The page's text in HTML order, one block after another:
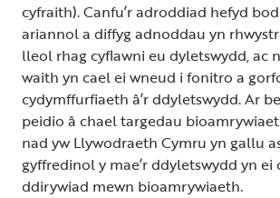
cyfraith). Canfu’r adroddiad hefyd
ariannol a diffyg adnoddau yn
lleol rhag cyflawni eu dyletswydd, ac
waith yn cael ei wneud i fonitro a
cydymffurfiaeth â’r ddyletswydd. Ar
peidio â chael targedau
nad yw Llywodraeth Cymru yn gallu
gyffredinol y mae’r ddyletswydd yn ei
ddirywiad mewn bioamrywiaeth.